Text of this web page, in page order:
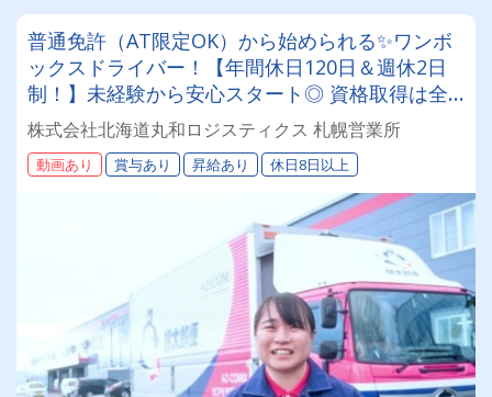
普通免許（AT限定OK）から始められる✨ワンボ
ックスドライバー！【年間休日120日＆週休2日
制！】未経験から安心スタート◎ 資格取得は全
額会社負担！安定基盤で働くドライバー募集！
年齢・性別問わず活躍できるお仕事です✨
株式会社北海道丸和ロジスティクス 札幌営業所
動画あり 賞与あり 昇給あり 休日8日以上